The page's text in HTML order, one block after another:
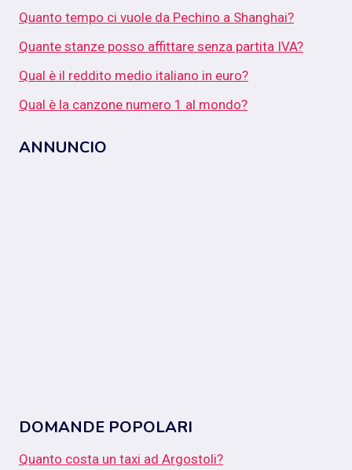
Quanto tempo ci vuole da Pechino a Shanghai?
Quante stanze posso affittare senza partita IVA?
Qual è il reddito medio italiano in euro?
Qual è la canzone numero 1 al mondo?
ANNUNCIO
DOMANDE POPOLARI
Quanto costa un taxi ad Argostoli?